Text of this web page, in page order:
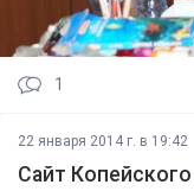
1
22 января 2014 г. в 19:42
Сайт